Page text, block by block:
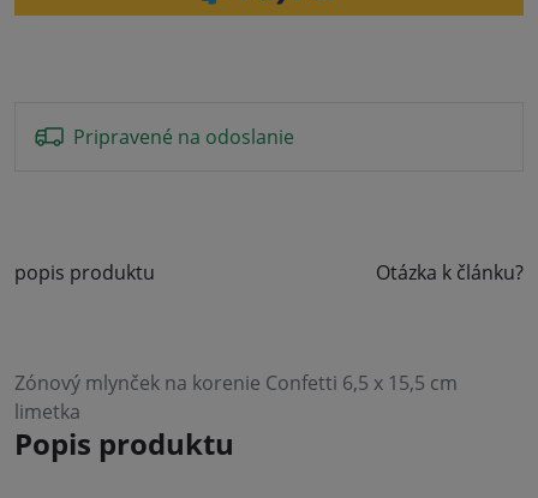
Pripravené na odoslanie
popis produktu Otázka k článku?
Zónový mlynček na korenie Confetti 6,5 x 15,5 cm
limetka
Popis produktu